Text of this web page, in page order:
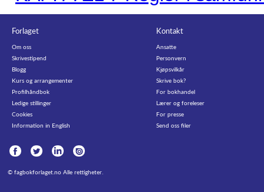
Forlaget
Om oss
Skrivestipend
Blogg
Kurs og arrangementer
Profilhåndbok
Ledige stillinger
Cookies
Information in English
Kontakt
Ansatte
Personvern
Kjøpsvilkår
Skrive bok?
For bokhandel
Lærer og foreleser
For presse
Send oss filer
© fagbokforlaget.no Alle rettigheter.